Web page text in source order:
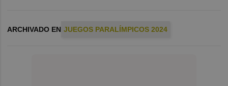
ARCHIVADO EN JUEGOS PARALÍMPICOS 2024